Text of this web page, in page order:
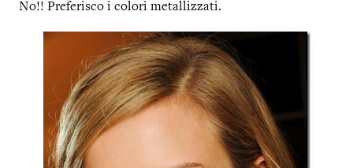
No!! Preferisco i colori metallizzati.